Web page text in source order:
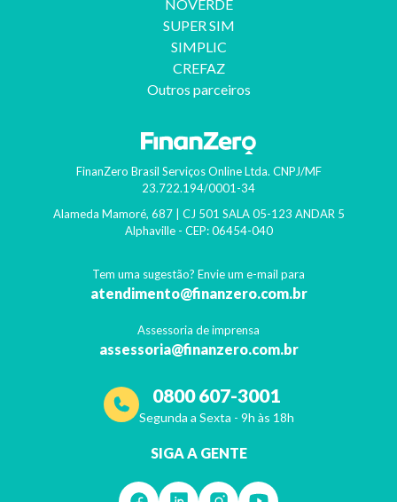
NOVERDE
SUPER SIM
SIMPLIC
CREFAZ
Outros parceiros
FinanZero Brasil Serviços Online Ltda. CNPJ/MF
23.722.194/0001-34
Alameda Mamoré, 687 | CJ 501 SALA 05-123 ANDAR 5
Alphaville- CEP: 06454-040
Tem uma sugestão? Envie um e-mail para
atendimento@finanzero.com.br
Assessoria de imprensa
assessoria@finanzero.com.br
0800 607-3001
Segunda a Sexta - 9h às 18h
SIGA A GENTE